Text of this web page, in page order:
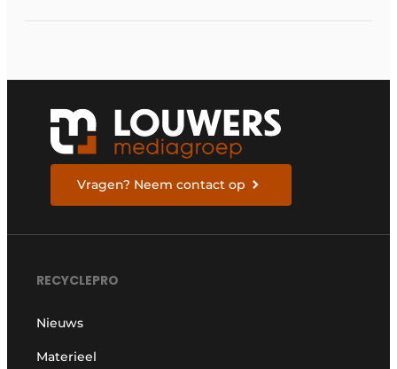
Vragen? Neem contact op
RECYCLEPRO
Nieuws
Materieel